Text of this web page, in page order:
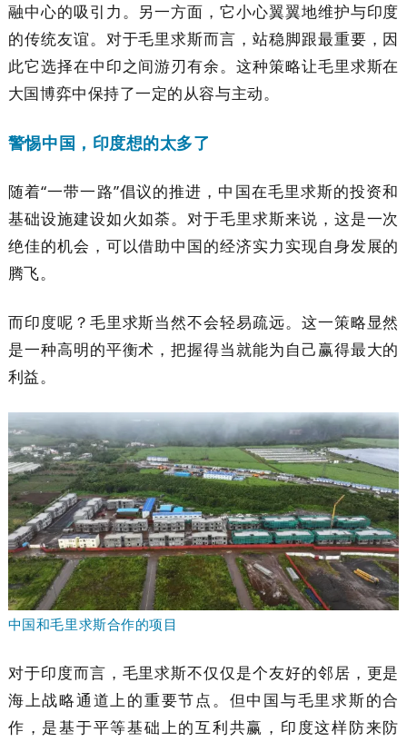
融中心的吸引力。另一方面，它小心翼翼地维护与印度
的传统友谊。对于毛里求斯而言，站稳脚跟最重要，因
此它选择在中印之间游刃有余。这种策略让毛里求斯在
大国博弈中保持了一定的从容与主动。
警惕中国，印度想的太多了
随着“一带一路”倡议的推进，中国在毛里求斯的投资和
基础设施建设如火如荼。对于毛里求斯来说，这是一次
绝佳的机会，可以借助中国的经济实力实现自身发展的
腾飞。
而印度呢？毛里求斯当然不会轻易疏远。这一策略显然
是一种高明的平衡术，把握得当就能为自己赢得最大的
利益。
中国和毛里求斯合作的项目
对于印度而言，毛里求斯不仅仅是个友好的邻居，更是
海上战略通道上的重要节点。但中国与毛里求斯的合
作，是基于平等基础上的互利共赢，印度这样防来防